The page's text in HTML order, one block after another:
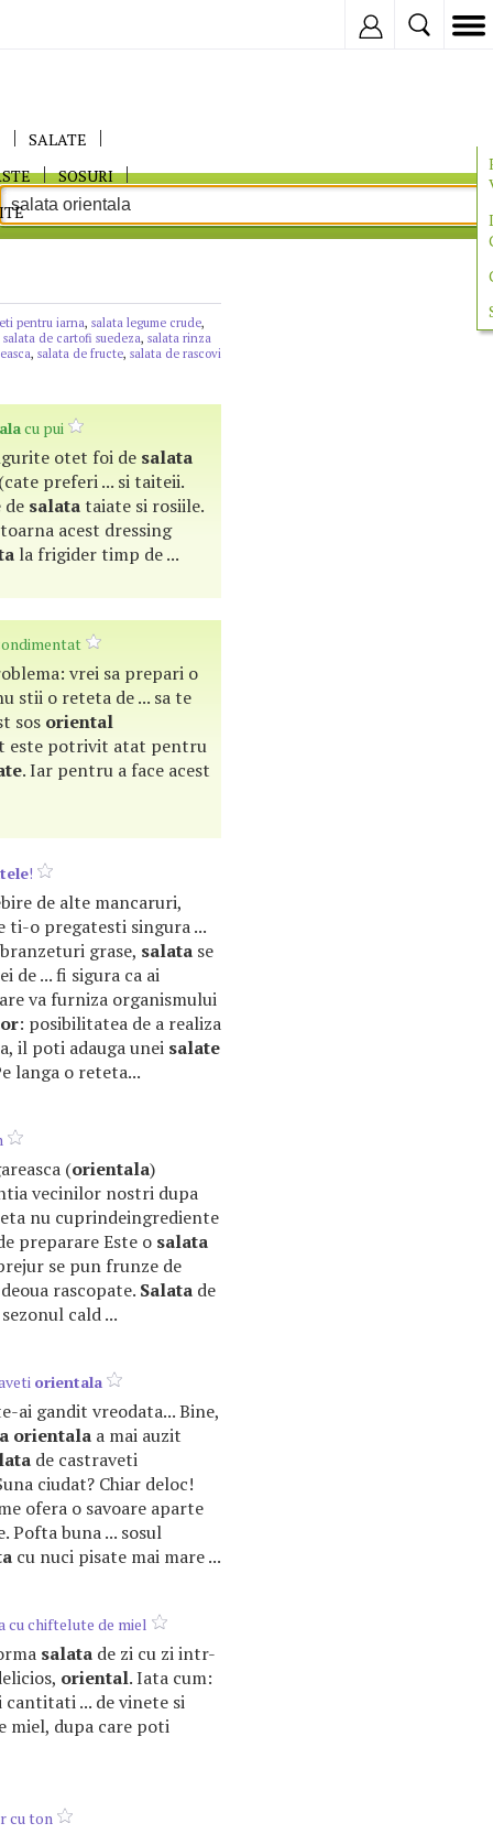
SALATE
SOSURI
pentru iarna, salata legume crude,
salata de cartofi suedeza, salata rinza
, salata de fructe, salata de rascovi
cu pui
otet foi de salata
preferi ... si taiteii.
de salatataiate si rosiile.
acest dressing
la frigider timp de ...
vrei sa prepari o
stii o reteta de ... sa te
sos oriental
este potrivit atat pentru
. Iar pentru a face acest
!
de alte mancaruri,
ti-o pregatesti singura ...
grase, salata se
de ... fi sigura ca ai
va furniza organismului
: posibilitatea de a realiza
il poti adauga unei salate
langa o reteta...
(orientala)
vecinilor nostri dupa
nu cuprindeingrediente
preparare Este o salata
se pun frunze de
rascopate. Salata de
cald ...
orientala
ai gandit vreodata... Bine,
orientala a mai auzit
de castraveti
ciudat? Chiar deloc!
ofera o savoare aparte
Pofta buna ... sosul
cu nuci pisate mai mare ...
cu chiftelute de miel
salata de zi cu zi intr-
oriental. Iata cum:
... de vinete si
miel, dupa care poti
cu ton